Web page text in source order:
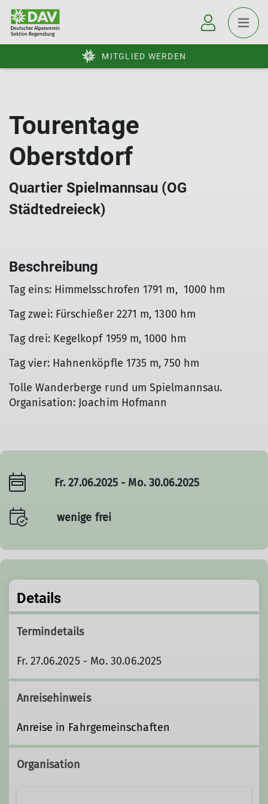
MITGLIED WERDEN
Tourentage
Oberstdorf
Quartier Spielmannsau (OG
Städtedreieck)
Beschreibung
Tag eins: Himmelsschrofen 1791 m, 1000 hm
Tag zwei: Fürschießer 2271 m, 1300 hm
Tag drei: Kegelkopf 1959 m, 1000 hm
Tag vier: Hahnenköpfle 1735 m, 750 hm
Tolle Wanderberge rund um Spielmannsau.
Organisation: Joachim Hofmann
Fr. 27.06.2025 - Mo. 30.06.2025
wenige frei
Details
Termindetails
Fr. 27.06.2025 - Mo. 30.06.2025
Anreisehinweis
Anreise in Fahrgemeinschaften
Organisation